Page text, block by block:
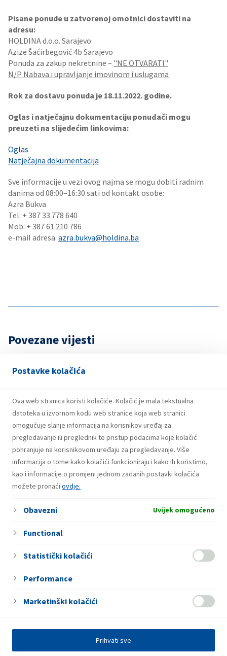
Postavke kolačića
Ova web stranica koristi kolačiće. Kolačić je mala tekstualna
datoteka u izvornom kodu web stranice koja web stranici
omogućuje slanje informacija na korisnikov uređaj za
pregledavanje ili preglednik te pristup podacima koje kolačić
pohranjuje na korisnikovom uređaju za pregledavanje. Više
informacija o tome kako kolačići funkcioniraju i kako ih koristimo,
kao i informacije o promjeni jednom zadanih postavki kolačića
možete pronaći ovdje.
Obavezni Uvijek omogućeno
Functional
Statistički kolačići
Performance
Marketinški kolačići
Prihvati sve
Pisane ponude u zatvorenoj omotnici dostaviti na
adresu:
HOLDINA d.o.o. Sarajevo
Azize Šaćirbegović 4b Sarajevo
Ponuda za zakup nekretnine – "NE OTVARATI"
N/P Nabava i upravljanje imovinom i uslugama
Rok za dostavu ponuda je 18.11.2022. godine.
Oglas i natječajnu dokumentaciju ponuđači mogu
preuzeti na slijedećim linkovima:
Oglas
Natječajna dokumentacija
Sve informacije u vezi ovog najma se mogu dobiti radnim
danima od 08:00–16:30 sati od kontakt osobe:
Azra Bukva
Tel: + 387 33 778 640
Mob: + 387 61 210 786
e-mail adresa: azra.bukva@holdina.ba
Povezane vijesti
“Coca-Cola te rashladi, INA/EP CLUB te
nagradi!”
31. Jula 2026.
Dobitnici drugog kruga nagradne igre
“Coca-Cola te rashladi, INA/EP CLUB te